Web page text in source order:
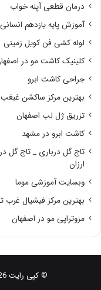
درمان قطعی آپنه خواب
آموزش پایه یازدهم انسانی
لوله کشی فن کویل زمینی
کلینیک کاشت مو در
جراحی کاشت ابرو
بهترین مرکز ساکشن
تزریق ژل لب اصفهان
کاشت ابرو در مشهد
تاج گل درباری _ تاج گل
ارزان
وبسایت آموزشی موما
بهترین مرکز فیشیال غرب
مزوتراپی مو در اصفهان
© کپی رایت 2026, کلیه حقوق محفوظ است |